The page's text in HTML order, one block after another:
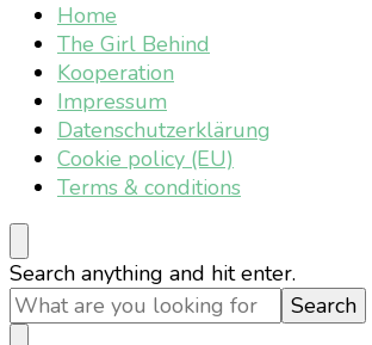
Home
The Girl Behind
Kooperation
Impressum
Datenschutzerklärung
Cookie policy (EU)
Terms & conditions
Looking
for
Something?
Search anything and hit enter.